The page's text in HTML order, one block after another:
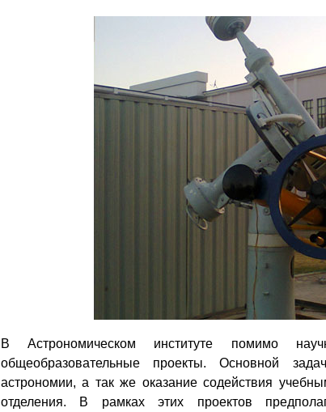
В Астрономическом институте помимо
общеобразовательные проекты. Основной
астрономии, а так же оказание содействия
отделения. В рамках этих проектов